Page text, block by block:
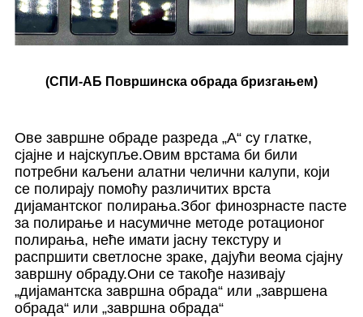
(СПИ-АБ Површинска обрада бризгањем)
Ове завршне обраде разреда „А“ су глатке,
сјајне и најскупље.Овим врстама би били
потребни каљени алатни челични калупи, који
се полирају помоћу различитих врста
дијамантског полирања.Због финозрнасте пасте
за полирање и насумичне методе ротационог
полирања, неће имати јасну текстуру и
распршити светлосне зраке, дајући веома сјајну
завршну обраду.Они се такође називају
„дијамантска завршна обрада“ или „завршена
обрада“ или „завршна обрада“